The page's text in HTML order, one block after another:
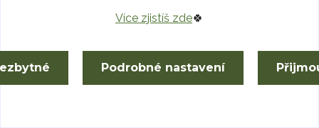
Více zjistíš zde🍀
Podrobné nastavení